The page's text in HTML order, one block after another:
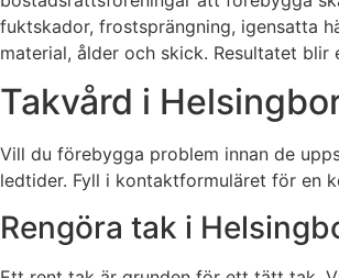
fuktskador, frostsprängning, igensatta
material, ålder och skick. Resultatet
Takvård i
Vill du förebygga problem innan de
ledtider. Fyll i kontaktformuläret för en
Rengöra tak i